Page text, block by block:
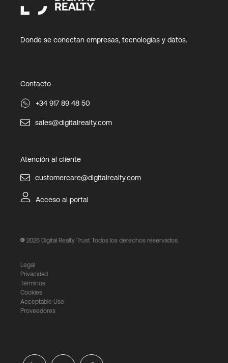
Donde se conectan empresas, tecnologías y datos.
Contacto
+34 917 89 48 50
sales@digitalrealty.com
Atención al cliente
customercare@digitalrealty.com
Acceso al portal
2026 Digital Realty Trust Todos los derechos reservados.
Legal
Privacidad
Términos
Cookies
Acceptable Use
Proveedores